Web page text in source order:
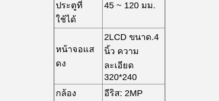
ประตูที่
ใช้ได้
45 ~ 120 มม.
หน้าจอแส
ดง
2LCD ขนาด.4
นิ้ว ความ
ละเอียด
320*240
กล้อง
อีริส: 2MP